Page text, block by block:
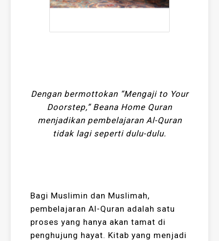
Dengan bermottokan “Mengaji to Your
Doorstep,” Beana Home Quran
menjadikan pembelajaran Al-Quran
tidak lagi seperti dulu-dulu.
Bagi Muslimin dan Muslimah,
pembelajaran Al-Quran adalah satu
proses yang hanya akan tamat di
penghujung hayat. Kitab yang menjadi